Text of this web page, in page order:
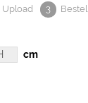
Upload 3 Bestel
cm